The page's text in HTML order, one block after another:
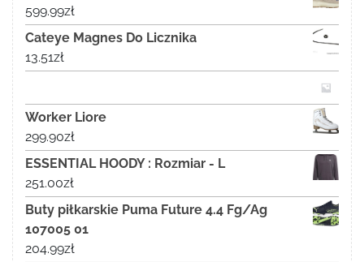
599.99zł
Cateye Magnes Do Licznika
13.51zł
Worker Liore
299.90zł
ESSENTIAL HOODY : Rozmiar - L
251.00zł
Buty piłkarskie Puma Future 4.4 Fg/Ag
107005 01
204.99zł